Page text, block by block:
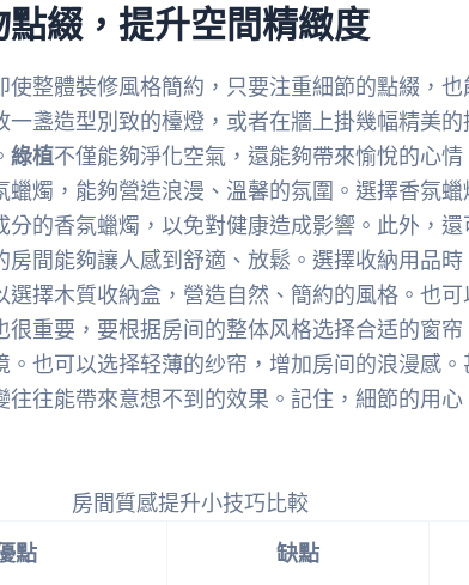
綴，提升空間精緻度
使整體裝修風格簡約，只要注重細節的點綴，
盞造型別致的檯燈，或者在牆上掛幾幅精美
綠植不僅能夠淨化空氣，還能夠帶來愉悅的心
蠟燭，能夠營造浪漫、溫馨的氛圍。選擇香氛
的香氛蠟燭，以免對健康造成影響。此外，
間能夠讓人感到舒適、放鬆。選擇收納用品
擇木質收納盒，營造自然、簡約的風格。也
重要，要根据房间的整体风格选择合适的窗
也可以选择轻薄的纱帘，增加房间的浪漫感
往能帶來意想不到的效果。記住，細節的用
房間質感提升小技巧比較
點 缺點